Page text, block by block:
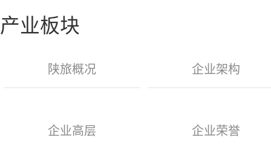
产业板块
陕旅概况 企业架构
企业高层 企业荣誉